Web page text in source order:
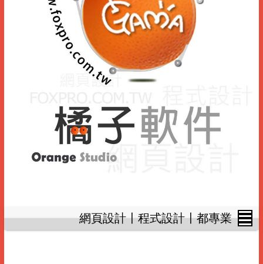
網頁設計〡程式設計〡都專業